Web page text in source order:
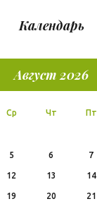
Календарь
Август 2026
Ср Чт Пт
5 6 7
12 13 14
19 20 21